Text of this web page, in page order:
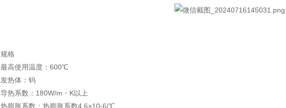
规格
最高使用温度：600℃
发热体：钨
导热系数：180W/m・K以上
热膨胀系数：热膨胀系数4.6×10-6/℃